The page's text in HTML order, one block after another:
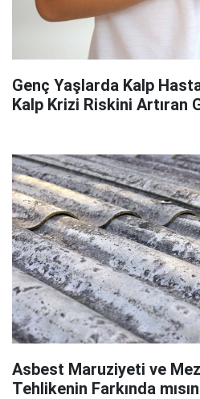
Genç Yaşlarda Kalp
Kalp Krizi Riskini Artıran
Asbest Maruziyeti ve
Tehlikenin Farkında